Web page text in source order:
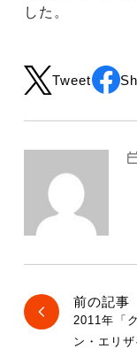
した。
Tweet
前の記事
2011年「
ン・エリ